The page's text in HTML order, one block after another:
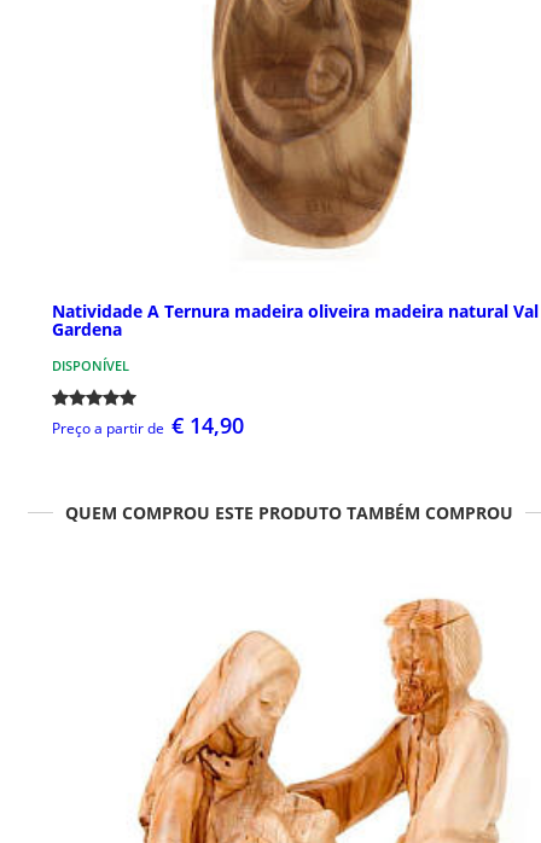
Natividade A Ternura madeira oliveira madeira natural Val
Gardena
DISPONÍVEL
Preço a partir de € 14,90
QUEM COMPROU ESTE PRODUTO TAMBÉM COMPROU